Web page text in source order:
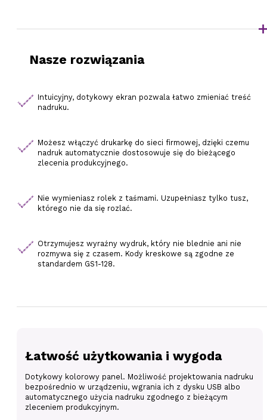
Nasze rozwiązania
Intuicyjny, dotykowy ekran pozwala łatwo zmieniać treść
nadruku.
Możesz włączyć drukarkę do sieci firmowej, dzięki czemu
nadruk automatycznie dostosowuje się do bieżącego
zlecenia produkcyjnego.
Nie wymieniasz rolek z taśmami. Uzupełniasz tylko tusz,
którego nie da się rozlać.
Otrzymujesz wyraźny wydruk, który nie blednie ani nie
rozmywa się z czasem. Kody kreskowe są zgodne ze
standardem GS1-128.
Łatwość użytkowania i wygoda
Dotykowy kolorowy panel. Możliwość projektowania nadruku
bezpośrednio w urządzeniu, wgrania ich z dysku USB albo
automatycznego użycia nadruku zgodnego z bieżącym
zleceniem produkcyjnym.